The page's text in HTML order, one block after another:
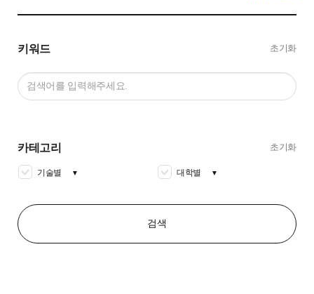
키워드 초기화
카테고리 초기화
기술별 ▼ 대학별 ▼
검색